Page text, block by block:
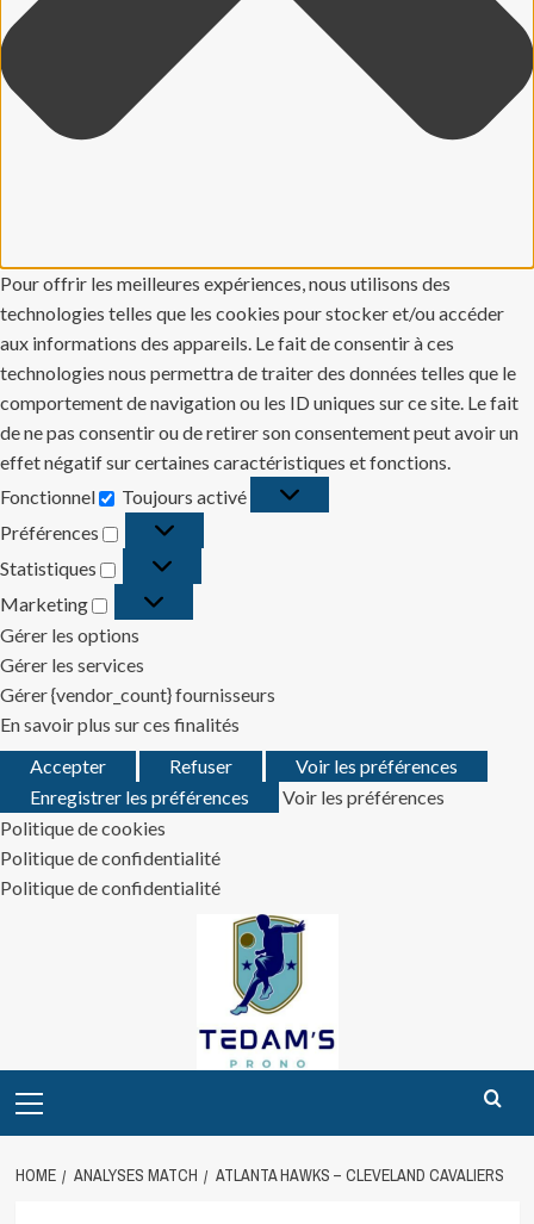
Pour offrir les meilleures expériences, nous utilisons des
technologies telles que les cookies pour stocker et/ou accéder
aux informations des appareils. Le fait de consentir à ces
technologies nous permettra de traiter des données telles que le
comportement de navigation ou les ID uniques sur ce site. Le fait
de ne pas consentir ou de retirer son consentement peut avoir un
effet négatif sur certaines caractéristiques et fonctions.
Fonctionnel
Fonctionnel
Toujours activé
Préférences
Préférences
Statistiques
Statistiques
Marketing
Marketing
Gérer les options
Gérer les services
Gérer {vendor_count} fournisseurs
En savoir plus sur ces finalités
Accepter
Refuser
Voir les préférences
Enregistrer les préférences
Voir les préférences
Politique de cookies
Politique de confidentialité
Politique de confidentialité
Menu
HOME ANALYSES MATCH ATLANTA HAWKS – CLEVELAND CAVALIERS